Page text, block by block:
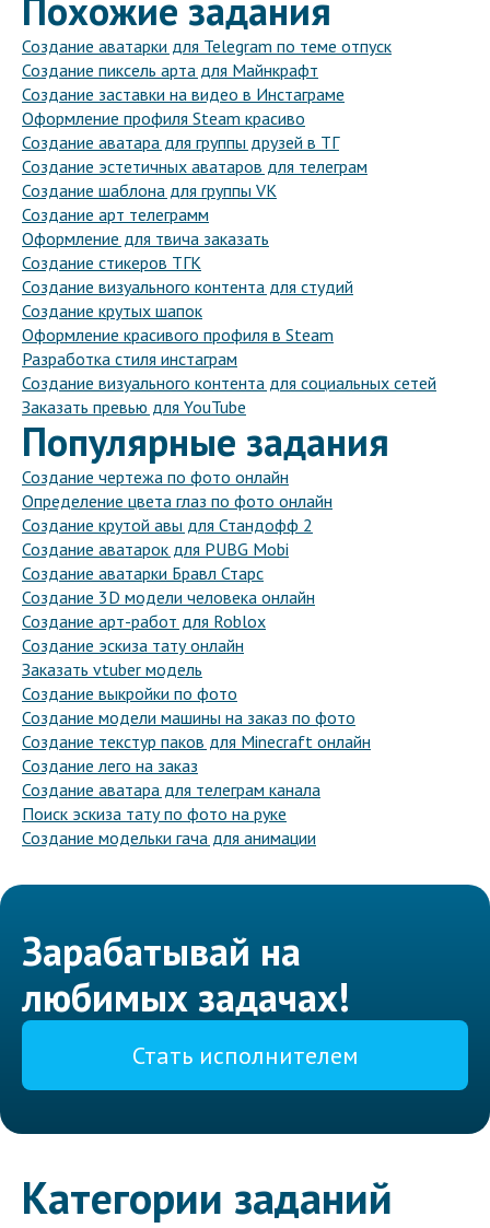
Похожие задания
Создание аватарки для Telegram по теме отпуск
Создание пиксель арта для Майнкрафт
Создание заставки на видео в Инстаграме
Оформление профиля Steam красиво
Создание аватара для группы друзей в ТГ
Создание эстетичных аватаров для телеграм
Создание шаблона для группы VK
Создание арт телеграмм
Оформление для твича заказать
Создание стикеров ТГК
Создание визуального контента для студий
Создание крутых шапок
Оформление красивого профиля в Steam
Разработка стиля инстаграм
Создание визуального контента для социальных сетей
Заказать превью для YouTube
Популярные задания
Создание чертежа по фото онлайн
Определение цвета глаз по фото онлайн
Создание крутой авы для Стандофф 2
Создание аватарок для PUBG Mobi
Создание аватарки Бравл Старс
Создание 3D модели человека онлайн
Создание арт-работ для Roblox
Создание эскиза тату онлайн
Заказать vtuber модель
Создание выкройки по фото
Создание модели машины на заказ по фото
Создание текстур паков для Minecraft онлайн
Создание лего на заказ
Создание аватара для телеграм канала
Поиск эскиза тату по фото на руке
Создание модельки гача для анимации
Зарабатывай на
любимых задачах!
Стать исполнителем
Категории заданий